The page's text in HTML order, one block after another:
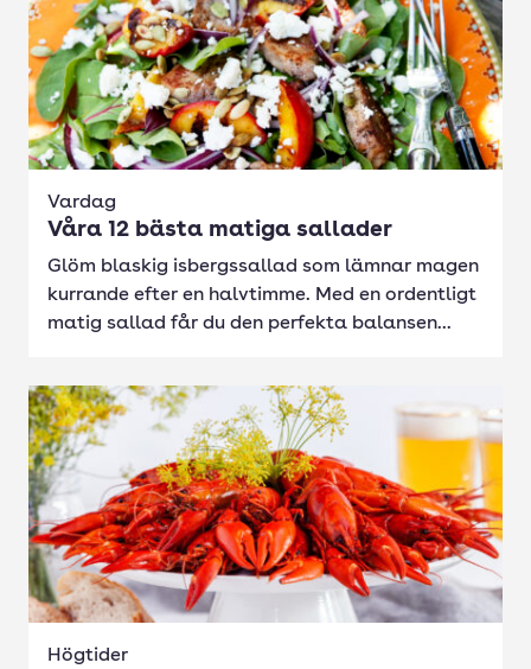
Vardag
Våra 12 bästa matiga sallader
Glöm blaskig isbergssallad som lämnar magen
kurrande efter en halvtimme. Med en ordentligt
matig sallad får du den perfekta balansen...
Högtider